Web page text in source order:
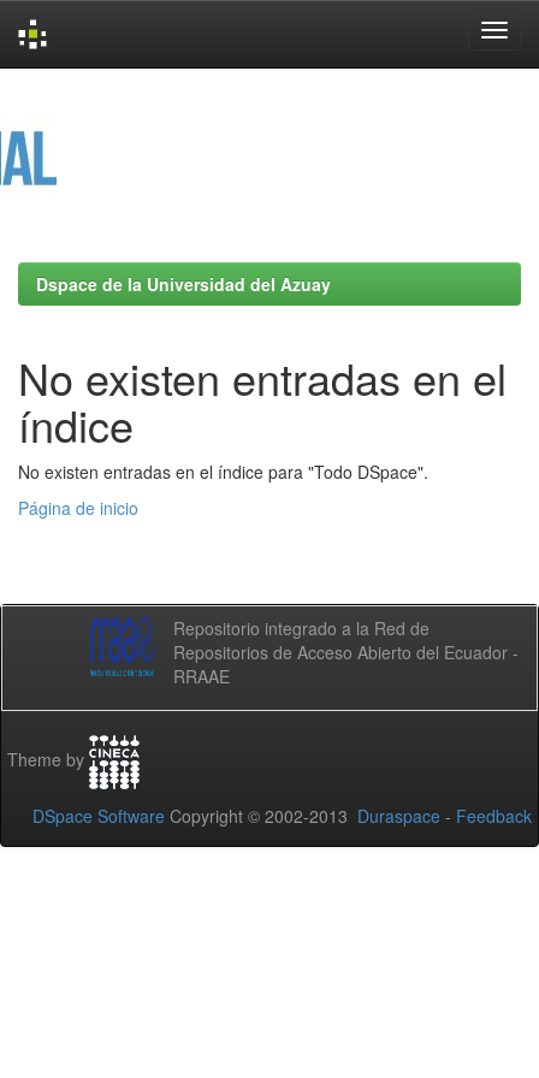
Dspace de la Universidad del Azuay
No existen entradas en el
índice
No existen entradas en el índice para "Todo DSpace".
Página de inicio
Repositorio integrado a la Red de
Repositorios de Acceso Abierto del Ecuador -
RRAAE
Theme by
DSpace Software Copyright © 2002-2013 Duraspace - Feedback